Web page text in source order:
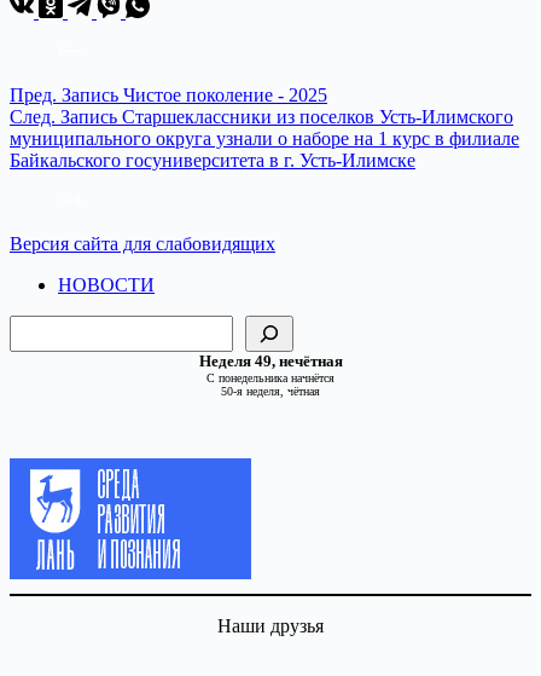
Пред. Запись Чистое поколение - 2025
След. Запись Старшеклассники из поселков Усть-Илимского
муниципального округа узнали о наборе на 1 курс в филиале
Байкальского госуниверситета в г. Усть-Илимске
Версия сайта для слабовидящих
НОВОСТИ
Неделя 49, нечётная
С понедельника начнётся
50-я неделя, чётная
Наши друзья